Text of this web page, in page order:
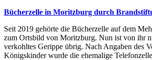
Bücherzelle in Moritzburg durch
Seit 2019 gehörte die Bücherzelle auf dem
zum Ortsbild von Moritzburg. Nun ist von ihr
verkohltes Gerippe übrig. Nach Angaben des
Königskinder wurde die ehemalige